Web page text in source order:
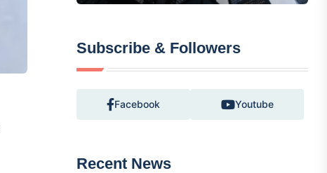
Subscribe & Followers
Facebook Youtube
Recent News